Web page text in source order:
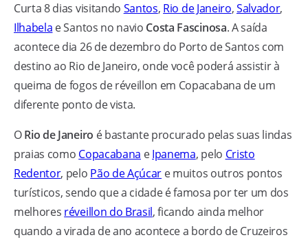
Curta 8 dias visitando Santos, Rio de Janeiro,Salvador,
Ilhabela e Santos no navio Costa Fascinosa. A saída
acontece dia 26 de dezembro do Porto de Santos com
destino ao Rio de Janeiro, onde você poderá assistir à
queima de fogos de réveillon em Copacabana de um
diferente ponto de vista.
ORio de Janeiro é bastante procurado pelas suas lindas
praias como Copacabana eIpanema, pelo Cristo
Redentor, pelo Pão de Açúcar e muitos outros pontos
turísticos, sendo que a cidade é famosa por ter um dos
melhores réveillon do Brasil, ficando ainda melhor
quando a virada de ano acontece a bordo de Cruzeiros